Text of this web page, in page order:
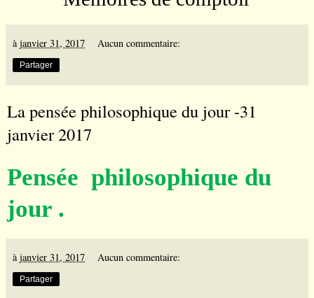
à janvier 31, 2017 Aucun commentaire:
Partager
La pensée philosophique du jour -31
janvier 2017
Pensée philosophique du
jour .
àjanvier 31, 2017 Aucun commentaire:
Partager